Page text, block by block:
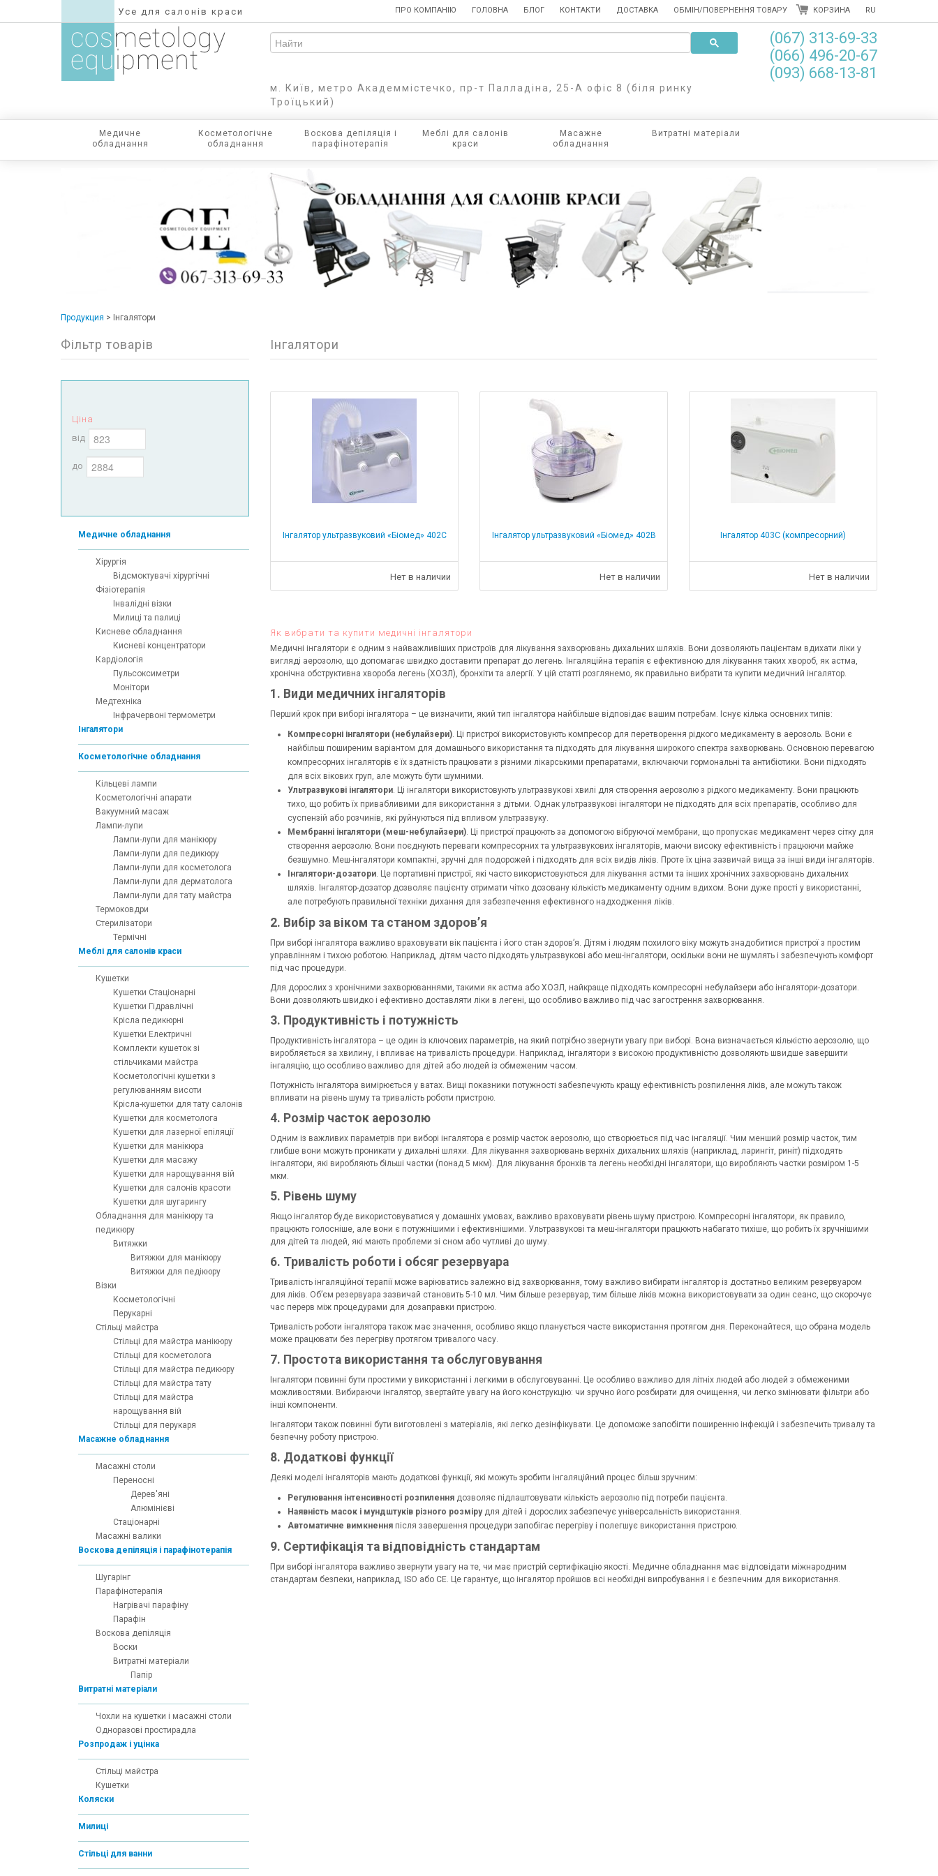
Усе для салонів краси ПРО КОМПАНІЮ ГОЛОВНА БЛОГ КОНТАКТИ ДОСТАВКА ОБМІН/ПОВЕРНЕННЯ ТОВАРУ КОРЗИНА RU
м. Київ, метро Академмістечко, пр-т Палладіна, 25-А офіс 8 (біля ринку
Троїцький)
(067) 313-69-33
(066) 496-20-67
(093) 668-13-81
Медичне
обладнання
Косметологічне
обладнання
Воскова депіляція і
парафінотерапія
Меблі для салонів
краси
Масажне
обладнання
Витратні матеріали
Продукция > Інгалятори
Фільтр товарів
Ціна
від
до
Медичне обладнання
Хірургія
Відсмоктувачі хірургічні
Фізіотерапія
Інвалідні візки
Милиці та палиці
Кисневе обладнання
Кисневі концентратори
Кардіологія
Пульсоксиметри
Монітори
Медтехніка
Інфрачервоні термометри
Інгалятори
Косметологічне обладнання
Кільцеві лампи
Косметологічні апарати
Вакуумний масаж
Лампи-лупи
Лампи-лупи для манікюру
Лампи-лупи для педикюру
Лампи-лупи для косметолога
Лампи-лупи для дерматолога
Лампи-лупи для тату майстра
Термоковдри
Стерилізатори
Термічні
Меблі для салонів краси
Кушетки
Кушетки Стаціонарні
Кушетки Гідравлічні
Крісла педикюрні
Кушетки Електричні
Комплекти кушеток зі
стільчиками майстра
Косметологічні кушетки з
регулюванням висоти
Крісла-кушетки для тату салонів
Кушетки для косметолога
Кушетки для лазерної епіляції
Кушетки для манікюра
Кушетки для масажу
Кушетки для нарощування вій
Кушетки для салонів красоти
Кушетки для шугарингу
Обладнання для манікюру та
педикюру
Витяжки
Витяжки для манікюру
Витяжки для педікюру
Візки
Косметологічні
Перукарні
Стільці майстра
Стільці для майстра манікюру
Стільці для косметолога
Стільці для майстра педикюру
Стільці для майстра тату
Стільці для майстра
нарощування вій
Стільці для перукаря
Масажне обладнання
Масажні столи
Переносні
Дерев'яні
Алюмінієві
Стаціонарні
Масажні валики
Воскова депіляція і парафінотерапія
Шугарінг
Парафінотерапія
Нагрівачі парафіну
Парафін
Воскова депіляція
Воски
Витратні матеріали
Папір
Витратні матеріали
Чохли на кушетки і масажні столи
Одноразові простирадла
Розпродаж і уцінка
Cтільці майстра
Кушетки
Коляски
Милиці
Стільці для ванни
Інгалятори
Інгалятор ультразвуковий «Біомед» 402С
Нет в наличии
Інгалятор ультразвуковий «Біомед» 402В
Нет в наличии
Інгалятор 403С (компресорний)
Нет в наличии
Як вибрати та купити медичні інгалятори
Медичні інгалятори є одним з найважливіших пристроїв для лікування захворювань дихальних шляхів. Вони дозволяють пацієнтам вдихати ліки у
вигляді аерозолю, що допомагає швидко доставити препарат до легень. Інгаляційна терапія є ефективною для лікування таких хвороб, як астма,
хронічна обструктивна хвороба легень (ХОЗЛ), бронхіти та алергії. У цій статті розглянемо, як правильно вибрати та купити медичний інгалятор.
1. Види медичних інгаляторів
Перший крок при виборі інгалятора – це визначити, який тип інгалятора найбільше відповідає вашим потребам. Існує кілька основних типів:
Компресорні інгалятори (небулайзери). Ці пристрої використовують компресор для перетворення рідкого медикаменту в аерозоль. Вони є
найбільш поширеним варіантом для домашнього використання та підходять для лікування широкого спектра захворювань. Основною перевагою
компресорних інгаляторів є їх здатність працювати з різними лікарськими препаратами, включаючи гормональні та антибіотики. Вони підходять
для всіх вікових груп, але можуть бути шумними.
Ультразвукові інгалятори. Ці інгалятори використовують ультразвукові хвилі для створення аерозолю з рідкого медикаменту. Вони працюють
тихо, що робить їх привабливими для використання з дітьми. Однак ультразвукові інгалятори не підходять для всіх препаратів, особливо для
суспензій або розчинів, які руйнуються під впливом ультразвуку.
Мембранні інгалятори (меш-небулайзери). Ці пристрої працюють за допомогою вібруючої мембрани, що пропускає медикамент через сітку для
створення аерозолю. Вони поєднують переваги компресорних та ультразвукових інгаляторів, маючи високу ефективність і працюючи майже
безшумно. Меш-інгалятори компактні, зручні для подорожей і підходять для всіх видів ліків. Проте їх ціна зазвичай вища за інші види інгаляторів.
Інгалятори-дозатори. Це портативні пристрої, які часто використовуються для лікування астми та інших хронічних захворювань дихальних
шляхів. Інгалятор-дозатор дозволяє пацієнту отримати чітко дозовану кількість медикаменту одним вдихом. Вони дуже прості у використанні,
але потребують правильної техніки дихання для забезпечення ефективного надходження ліків.
2. Вибір за віком та станом здоров’я
При виборі інгалятора важливо враховувати вік пацієнта і його стан здоров’я. Дітям і людям похилого віку можуть знадобитися пристрої з простим
управлінням і тихою роботою. Наприклад, дітям часто підходять ультразвукові або меш-інгалятори, оскільки вони не шумлять і забезпечують комфорт
під час процедури.
Для дорослих з хронічними захворюваннями, такими як астма або ХОЗЛ, найкраще підходять компресорні небулайзери або інгалятори-дозатори.
Вони дозволяють швидко і ефективно доставляти ліки в легені, що особливо важливо під час загострення захворювання.
3. Продуктивність і потужність
Продуктивність інгалятора – це один із ключових параметрів, на який потрібно звернути увагу при виборі. Вона визначається кількістю аерозолю, що
виробляється за хвилину, і впливає на тривалість процедури. Наприклад, інгалятори з високою продуктивністю дозволяють швидше завершити
інгаляцію, що особливо важливо для дітей або людей із обмеженим часом.
Потужність інгалятора вимірюється у ватах. Вищі показники потужності забезпечують кращу ефективність розпилення ліків, але можуть також
впливати на рівень шуму та тривалість роботи пристрою.
4. Розмір часток аерозолю
Одним із важливих параметрів при виборі інгалятора є розмір часток аерозолю, що створюється під час інгаляції. Чим менший розмір часток, тим
глибше вони можуть проникати у дихальні шляхи. Для лікування захворювань верхніх дихальних шляхів (наприклад, ларингіт, риніт) підходять
інгалятори, які виробляють більші частки (понад 5 мкм). Для лікування бронхів та легень необхідні інгалятори, що виробляють частки розміром 1-5
мкм.
5. Рівень шуму
Якщо інгалятор буде використовуватися у домашніх умовах, важливо враховувати рівень шуму пристрою. Компресорні інгалятори, як правило,
працюють голосніше, але вони є потужнішими і ефективнішими. Ультразвукові та меш-інгалятори працюють набагато тихіше, що робить їх зручнішими
для дітей та людей, які мають проблеми зі сном або чутливі до шуму.
6. Тривалість роботи і обсяг резервуара
Тривалість інгаляційної терапії може варіюватись залежно від захворювання, тому важливо вибирати інгалятор із достатньо великим резервуаром
для ліків. Об’єм резервуара зазвичай становить 5-10 мл. Чим більше резервуар, тим більше ліків можна використовувати за один сеанс, що скорочує
час перерв між процедурами для дозаправки пристрою.
Тривалість роботи інгалятора також має значення, особливо якщо планується часте використання протягом дня. Переконайтеся, що обрана модель
може працювати без перегріву протягом тривалого часу.
7. Простота використання та обслуговування
Інгалятори повинні бути простими у використанні і легкими в обслуговуванні. Це особливо важливо для літніх людей або людей з обмеженими
можливостями. Вибираючи інгалятор, звертайте увагу на його конструкцію: чи зручно його розбирати для очищення, чи легко змінювати фільтри або
інші компоненти.
Інгалятори також повинні бути виготовлені з матеріалів, які легко дезінфікувати. Це допоможе запобігти поширенню інфекцій і забезпечить тривалу та
безпечну роботу пристрою.
8. Додаткові функції
Деякі моделі інгаляторів мають додаткові функції, які можуть зробити інгаляційний процес більш зручним:
Регулювання інтенсивності розпилення дозволяє підлаштовувати кількість аерозолю під потреби пацієнта.
Наявність масок і мундштуків різного розмірудля дітей і дорослих забезпечує універсальність використання.
Автоматичне вимкнення після завершення процедури запобігає перегріву і полегшує використання пристрою.
9. Сертифікація та відповідність стандартам
При виборі інгалятора важливо звернути увагу на те, чи має пристрій сертифікацію якості. Медичне обладнання має відповідати міжнародним
стандартам безпеки, наприклад, ISO або CE. Це гарантує, що інгалятор пройшов всі необхідні випробування і є безпечним для використання.